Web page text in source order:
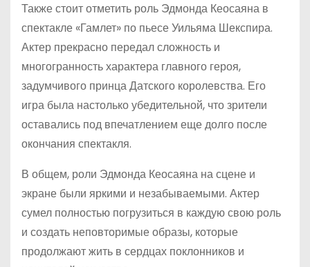
Также стоит отметить роль Эдмонда Кеосаяна в
спектакле «Гамлет» по пьесе Уильяма Шекспира.
Актер прекрасно передал сложность и
многогранность характера главного героя,
задумчивого принца Датского королевства. Его
игра была настолько убедительной, что зрители
оставались под впечатлением еще долго после
окончания спектакля.
В общем, роли Эдмонда Кеосаяна на сцене и
экране были яркими и незабываемыми. Актер
сумел полностью погрузиться в каждую свою роль
и создать неповторимые образы, которые
продолжают жить в сердцах поклонников и